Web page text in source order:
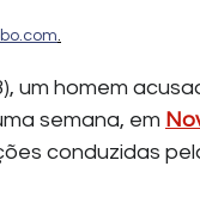
um homem
semana, em
conduzidas